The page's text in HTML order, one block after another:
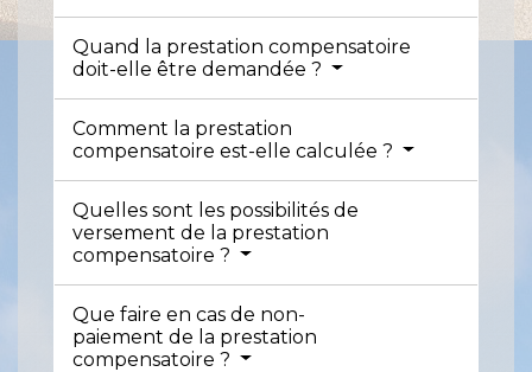
Quand la prestation compensatoire
doit-elle être demandée ?
Comment la prestation
compensatoire est-elle calculée ?
Quelles sont les possibilités de
versement de la prestation
compensatoire ?
Que faire en cas de non-
paiement de la prestation
compensatoire ?